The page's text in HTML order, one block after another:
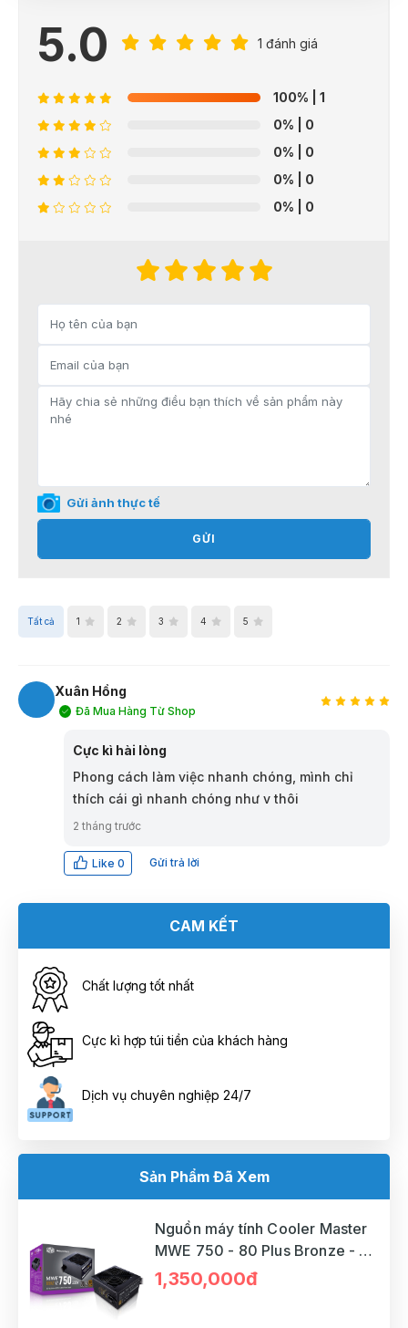
5.0 1 đánh giá
100% | 1
0% | 0
0% | 0
0% | 0
0% | 0
Gửi ảnh thực tế
GỬI
Tất cả 1 2 3 4 5
Xuân Hồng
Đã Mua Hàng Từ Shop
Cực kì hài lòng
Phong cách làm việc nhanh chóng, mình chỉ
thích cái gì nhanh chóng như v thôi
2 tháng trước
Like 0 Gửi trả lời
CAM KẾT
Chất lượng tốt nhất
Cực kì hợp túi tiền của khách hàng
Dịch vụ chuyên nghiệp 24/7
Sản Phẩm Đã Xem
Nguồn máy tính Cooler Master
MWE 750 - 80 Plus Bronze - V3
230V
1,350,000đ